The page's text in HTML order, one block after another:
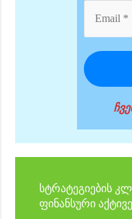
სტრატეგიების
ფინანსური